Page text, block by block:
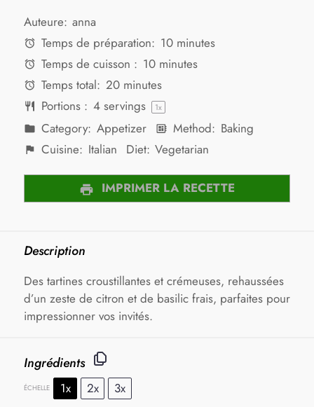
Auteure: anna
Temps de préparation: 10 minutes
Temps de cuisson : 10 minutes
Temps total: 20 minutes
Portions : 4servings 1x
Category: Appetizer Method: Baking
Cuisine: Italian Diet: Vegetarian
IMPRIMER LA RECETTE
Description
Des tartines croustillantes et crémeuses, rehaussées
d’un zeste de citron et de basilic frais, parfaites pour
impressionner vos invités.
Ingrédients
ÉCHELLE 1x 2x 3x